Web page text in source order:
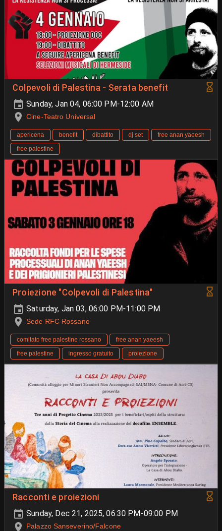
Colpevoli di Palestina - Serata benefit
Sunday, Jan 04, 06:00 PM-12:00 AM
Cine-Teatro Universal
apericena benefit dibattito dj set
free anan yaeesh
free palestine
Proiezione "Colpevoli di Palestina"
Saturday, Jan 03, 06:00 PM-11:00 PM
Sede RFC Rossano
comitato free palestine rossano
free anan yaeesh
free palestine
ingresso gratuito proiezione
Racconti e proiezioni
Sunday, Dec 21, 2025, 06:30 PM-09:00 PM
Palazzo Sanseverino/Falcone